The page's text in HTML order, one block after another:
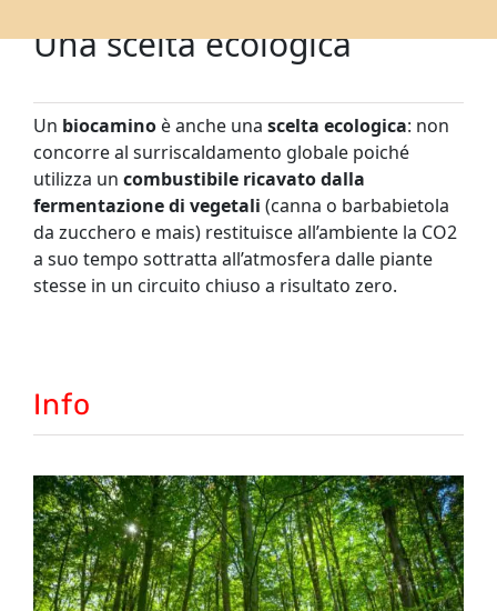
Una scelta ecologica
Un biocaminoè anche una scelta ecologica: non
concorre al surriscaldamento globale poiché
utilizza un combustibile ricavato dalla
fermentazione di vegetali (canna o barbabietola
da zucchero e mais) restituisce all’ambiente la CO2
a suo tempo sottratta all’atmosfera dalle piante
stesse in un circuito chiuso a risultato zero.
Info